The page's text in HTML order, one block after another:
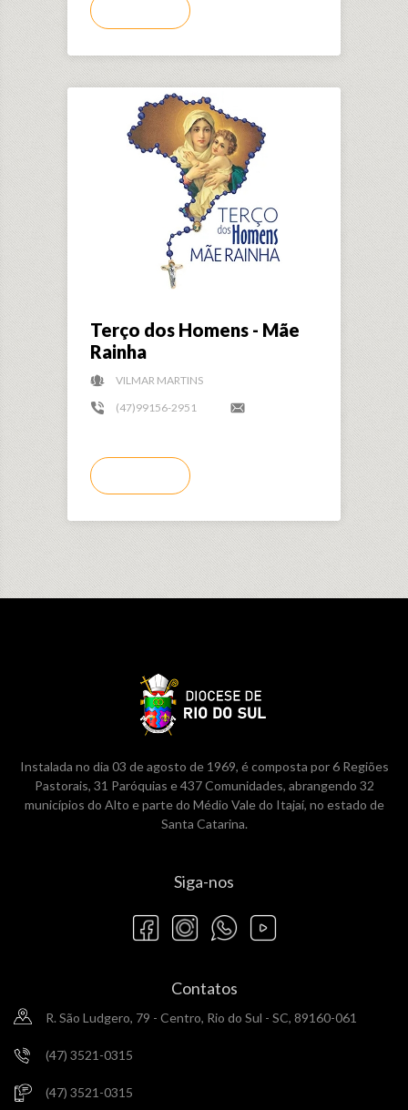
Terço dos Homens - Mãe
Rainha
VILMAR MARTINS
(47)99156-2951
Instalada no dia 03 de agosto de 1969, é composta por 6 Regiões
Pastorais, 31 Paróquias e 437 Comunidades, abrangendo 32
municípios do Alto e parte do Médio Vale do Itajaí, no estado de
Santa Catarina.
Siga-nos
Contatos
R. São Ludgero, 79 - Centro, Rio do Sul - SC, 89160-061
(47) 3521-0315
(47) 3521-0315